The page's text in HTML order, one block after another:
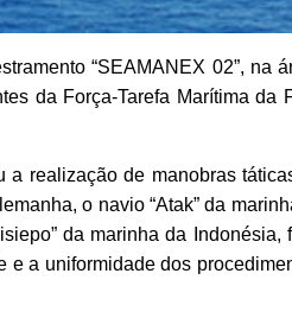
“SEAMANEX 02”, na
da Força-Tarefa Marítima da
realização de manobras
o navio “Atak” da
da marinha da
e a uniformidade dos